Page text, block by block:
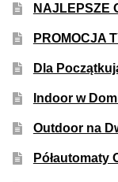
Duże Oryginalne
TOP 10 Auto
TOP 10 Outdoor
NAJLEPSZE
PROMOCJA
Dla
Indoor w
Outdoor na
Półautomaty